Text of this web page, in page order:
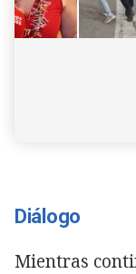
Diálogo
Mientras